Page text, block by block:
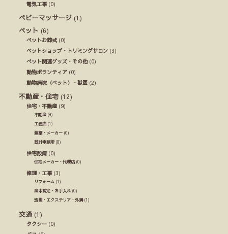
電気工事(0)
ベビーマッサージ (1)
ペット (6)
ペットお葬式(0)
ペットショップ・トリミングサロン (3)
ペット関連グッズ・その他(0)
動物ボランティア (0)
動物病院（ペット）・獣医 (2)
不動産・住宅 (12)
住宅・不動産 (9)
不動産 (9)
工務店 (1)
建築・メーカー (0)
設計事務所(0)
住宅設備(0)
住宅メーカー・代理店 (0)
修理・工事(3)
リフォーム (1)
庭木剪定・お手入れ (0)
造園・エクステリア・外溝(1)
交通 (1)
タクシー (0)